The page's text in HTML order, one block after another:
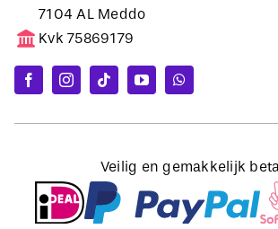
7104 AL Meddo
Kvk 75869179
Veilig en gemakkelijk